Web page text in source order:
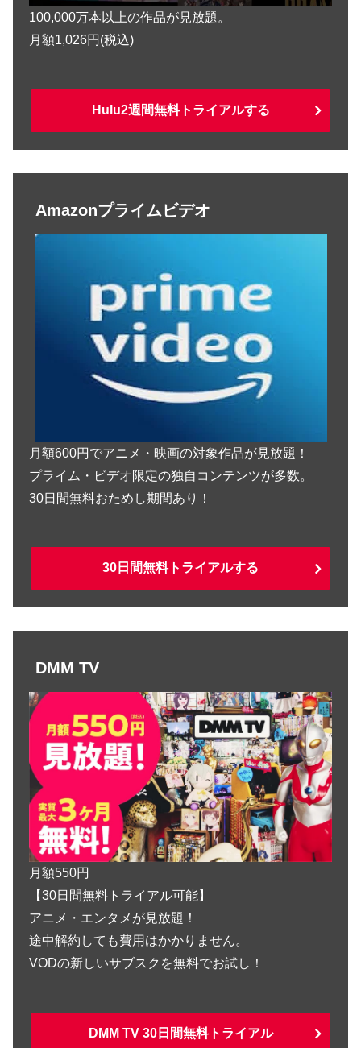
100,000万本以上の作品が見放題。
月額1,026円(税込)
Hulu2週間無料トライアルする
Amazonプライムビデオ
月額600円でアニメ・映画の対象作品が見放題！
プライム・ビデオ限定の独自コンテンツが多数。
30日間無料おためし期間あり！
30日間無料トライアルする
DMM TV
月額550円
【30日間無料トライアル可能】
アニメ・エンタメが見放題！
途中解約しても費用はかかりません。
VODの新しいサブスクを無料でお試し！
DMM TV 30日間無料トライアル